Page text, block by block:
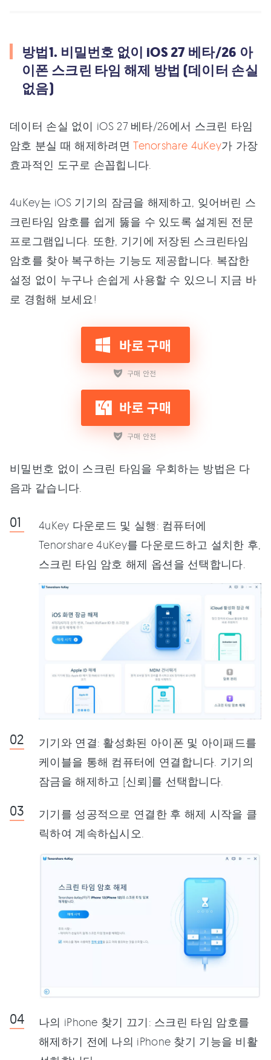
방법1. 비밀번호 없이 iOS 27 베타/26 아
이폰 스크린 타임 해제 방법 (데이터 손실
없음)
데이터 손실 없이 iOS 27 베타/26에서 스크린 타임
암호 분실 때 해제하려면Tenorshare 4uKey가 가장
효과적인 도구로 손꼽힙니다.
4uKey는 iOS 기기의 잠금을 해제하고, 잊어버린 스
크린타임 암호를 쉽게 뚫을 수 있도록 설계된 전문
프로그램입니다. 또한, 기기에 저장된 스크린타임
암호를 찾아 복구하는 기능도 제공합니다. 복잡한
설정 없이 누구나 손쉽게 사용할 수 있으니 지금 바
로 경험해 보세요!
비밀번호 없이 스크린 타임을 우회하는 방법은 다
음과 같습니다.
4uKey 다운로드 및 실행: 컴퓨터에
Tenorshare 4uKey를 다운로드하고 설치한 후,
스크린 타임 암호 해제 옵션을 선택합니다.
기기와 연결: 활성화된 아이폰 및 아이패드를
케이블을 통해 컴퓨터에 연결합니다. 기기의
잠금을 해제하고 [신뢰]를 선택합니다.
기기를 성공적으로 연결한 후 해제 시작을 클
릭하여 계속하십시오.
나의 iPhone 찾기 끄기: 스크린 타임 암호를
해제하기 전에 나의 iPhone 찾기 기능을 비활